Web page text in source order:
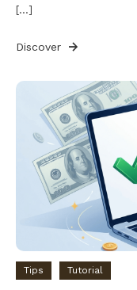
[…]
Discover
Tips Tutorial